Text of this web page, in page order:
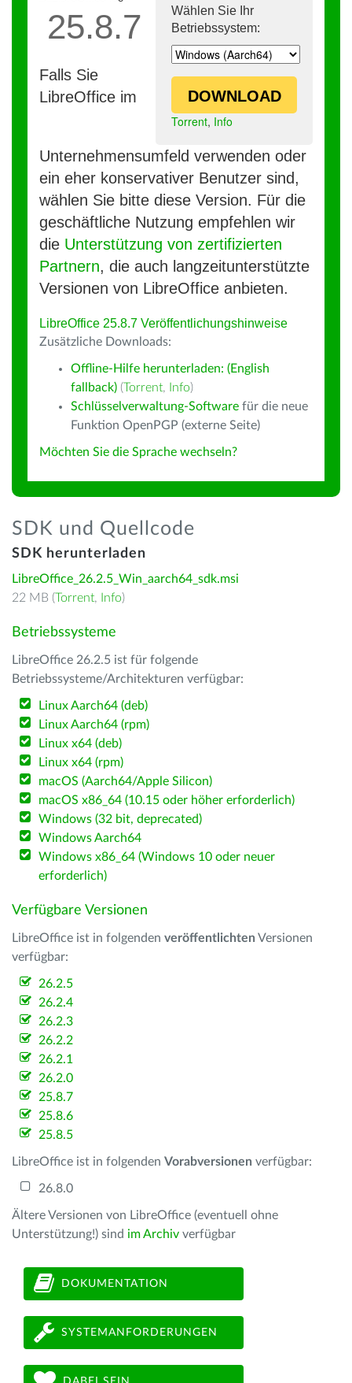
Wählen Sie Ihr
Betriebssystem:
DOWNLOAD
Torrent, Info
25.8.7
Falls Sie
LibreOffice im
Unternehmensumfeld verwenden oder
ein eher konservativer Benutzer sind,
wählen Sie bitte diese Version. Für die
geschäftliche Nutzung empfehlen wir
die Unterstützung von zertifizierten
Partnern, die auch langzeitunterstützte
Versionen von LibreOffice anbieten.
LibreOffice 25.8.7 Veröffentlichungshinweise
Zusätzliche Downloads:
Offline-Hilfe herunterladen: (English
fallback) (Torrent, Info)
Schlüsselverwaltung-Software für die neue
Funktion OpenPGP (externe Seite)
Möchten Sie die Sprache wechseln?
SDK und Quellcode
SDK herunterladen
LibreOffice_26.2.5_Win_aarch64_sdk.msi
22 MB (Torrent, Info)
Betriebssysteme
LibreOffice 26.2.5 ist für folgende
Betriebssysteme/Architekturen verfügbar:
Linux Aarch64 (deb)
Linux Aarch64 (rpm)
Linux x64 (deb)
Linux x64 (rpm)
macOS (Aarch64/Apple Silicon)
macOS x86_64 (10.15 oder höher erforderlich)
Windows (32 bit, deprecated)
Windows Aarch64
Windows x86_64 (Windows 10 oder neuer
erforderlich)
Verfügbare Versionen
LibreOffice ist in folgenden veröffentlichten Versionen
verfügbar:
26.2.5
26.2.4
26.2.3
26.2.2
26.2.1
26.2.0
25.8.7
25.8.6
25.8.5
LibreOffice ist in folgenden Vorabversionen verfügbar:
26.8.0
Ältere Versionen von LibreOffice (eventuell ohne
Unterstützung!) sind im Archiv verfügbar
DOKUMENTATION
SYSTEMANFORDERUNGEN